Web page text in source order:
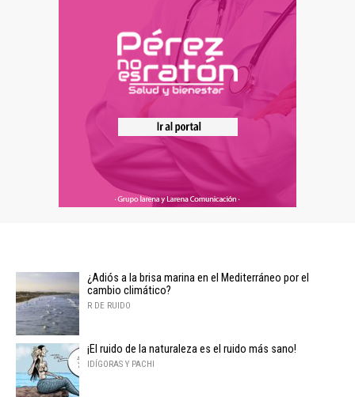
¿Adiós a la brisa marina en el Mediterráneo por el
cambio climático?
R DE RUIDO
¡El ruido de la naturaleza es el ruido más sano!
IDÍGORAS Y PACHI